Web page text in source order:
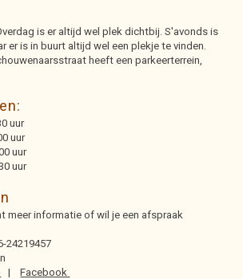
is er altijd wel plek dichtbij. S'avonds is
er is in buurt altijd wel een plekje te vinden.
heeft een parkeerterrein,
uur
uur
uur
uur
meer informatie of wil je een afspraak
24219457
| Facebook